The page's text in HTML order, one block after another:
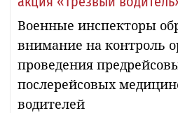
Военные инспекторы
внимание на контроль
проведения
послерейсовых
водителей